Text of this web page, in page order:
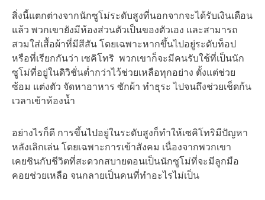
สิ่งนี้แตกต่างจากนักซูโม่ระดับสูงที่นอกจากจะได้รับเงินเดือน
แล้ว พวกเขายังมีห้องส่วนตัวเป็นของตัวเอง และสามารถ
สวมใส่เสื้อผ้าที่มีสีสัน โดยเฉพาะหากขึ้นไปอยู่ระดับท็อป
หรือที่เรียกกันว่า เซคิโทริ พวกเขาก็จะมีคนรับใช้ที่เป็นนัก
ซูโม่ที่อยู่ในดิวิชั่นต่ำกว่าไว้ช่วยเหลือทุกอย่าง ตั้งแต่ช่วย
ซ้อม แต่งตัว จัดหาอาหาร ซักผ้า ทำธุระ ไปจนถึงช่วยเช็ดก้น
เวลาเข้าห้องน้ำ
อย่างไรก็ดี การขึ้นไปอยู่ในระดับสูงก็ทำให้เซคิโทริมีปัญหา
หลังเลิกเล่น โดยเฉพาะการเข้าสังคม เนื่องจากพวกเขา
เคยชินกับชีวิตที่สะดวกสบายตอนเป็นนักซูโม่ที่จะมีลูกมือ
คอยช่วยเหลือ จนกลายเป็นคนที่ทำอะไรไม่เป็น